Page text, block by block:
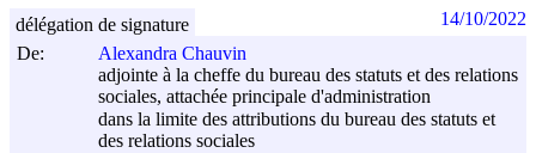
De:
Alexandra Chauvin
adjointe à la cheffe du bureau des statuts et des relations
sociales, attachée principale d'administration
dans la limite des attributions du bureau des statuts et
des relations sociales
délégation de signature 14/10/2022